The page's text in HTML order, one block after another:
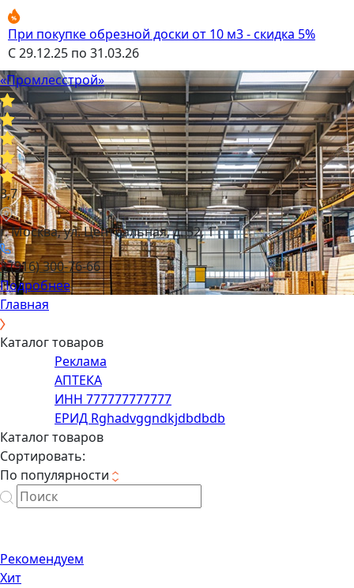
При покупке обрезной доски от 10 м3 - скидка 5%
С 29.12.25 по 31.03.26
«Промлесстрой»
3,7
г. Москва, ул. Центральная, д. 52, 1
8 (916) 300-76-66
Подробнее
Главная
Каталог товаров
ИНН 777777777777
ЕРИД Rghadvggndkjdbdbdb
Каталог товаров
Сортировать:
По популярности
Рекомендуем
Хит